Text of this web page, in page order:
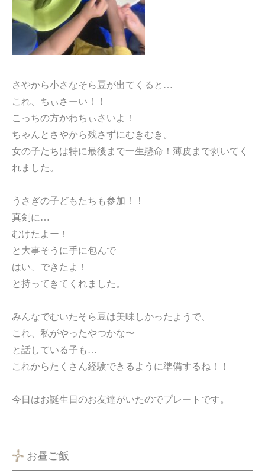
さやから小さなそら豆が出てくると…
これ、ちぃさーい！！
こっちの方かわちぃさいよ！
ちゃんとさやから残さずにむきむき。
女の子たちは特に最後まで一生懸命！薄皮まで剥いてく
れました。
うさぎの子どもたちも参加！！
真剣に…
むけたよー！
と大事そうに手に包んで
はい、できたよ！
と持ってきてくれました。
みんなでむいたそら豆は美味しかったようで、
これ、私がやったやつかな〜
と話している子も…
これからたくさん経験できるように準備するね！！
今日はお誕生日のお友達がいたのでプレートです。
お昼ご飯